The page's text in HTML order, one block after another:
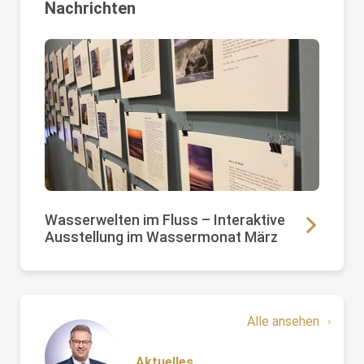
Nachrichten
Wasserwelten im Fluss – Interaktive
Ausstellung im Wassermonat März
Alle ansehen